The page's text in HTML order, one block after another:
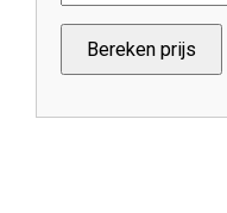
Bereken prijs